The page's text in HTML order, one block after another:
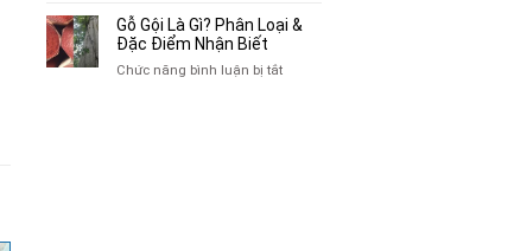
Giá
Tại
Quần
Cũ
Cà
Gì?
Gỗ Gội Là Gì? Phân Loại &
Đặc Điểm Nhận Biết
Chức năng bình luận bị tắtở